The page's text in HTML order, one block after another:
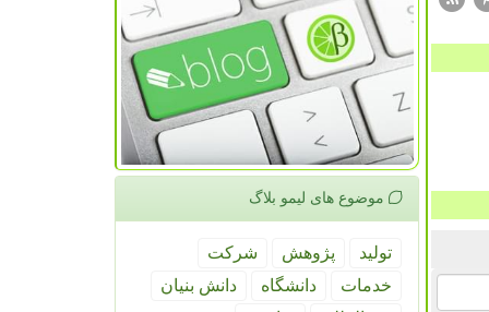
موضوع های لیمو بلاگ
تولید پژوهش
شركت
خدمات
دانشگاه
دانش بنیان